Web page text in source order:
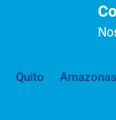
Quito Amazonas